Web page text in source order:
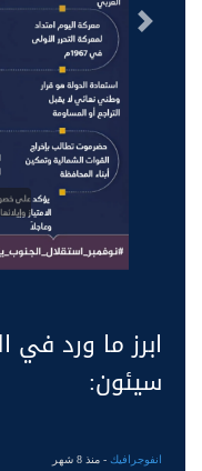
السابق
ابرز ما ورد في
سيئون:
انفوجرافيك- منذ 8 شهر